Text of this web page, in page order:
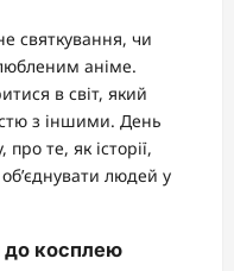
святкування, чи
аніме.
в світ, який
з іншими. День
те, як історії,
людей у
до косплею